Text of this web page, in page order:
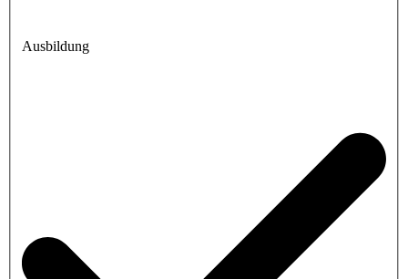
Ausbildung